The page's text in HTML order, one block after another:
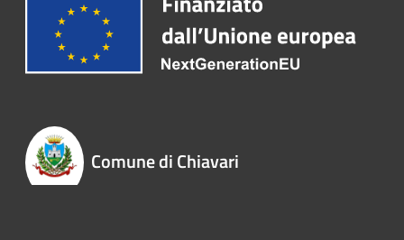
Comune di Chiavari